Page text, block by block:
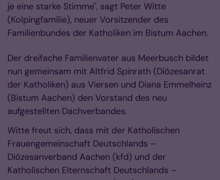
je eine starke Stimme", sagt Peter Witte
(Kolpingfamilie), neuer Vorsitzender des
Familienbundes der Katholiken im Bistum Aachen.
Der dreifache Familienvater aus Meerbusch bildet
nun gemeinsam mit Altfrid Spinrath (Diözesanrat
der Katholiken) aus Viersen und Diana Emmelheinz
(Bistum Aachen) den Vorstand des neu
aufgestellten Dachverbandes.
Witte freut sich, dass mit der Katholischen
Frauengemeinschaft Deutschlands –
Diözesanverband Aachen (kfd) und der
Katholischen Elternschaft Deutschlands –